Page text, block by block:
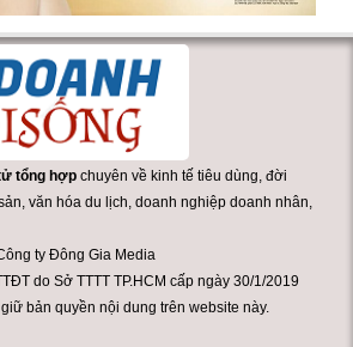
tổng hợp chuyên về kinh tế tiêu dùng, đời
văn hóa du lịch, doanh nghiệp doanh nhân,
ty Đông Gia Media
do Sở TTTT TP.HCM cấp ngày 30/1/2019
bản quyền nội dung trên website này.